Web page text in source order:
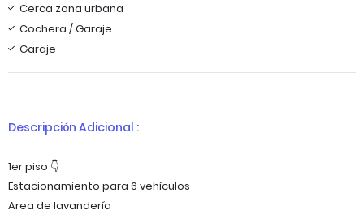
Cerca zona urbana
Cochera / Garaje
Garaje
Descripción Adicional :
1er piso 👇
Estacionamiento para 6 vehículos
Area de lavandería